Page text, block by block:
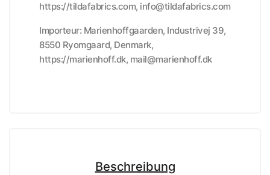
https://tildafabrics.com, info@tildafabrics.com
Importeur: Marienhoffgaarden, Industrivej 39,
8550 Ryomgaard, Denmark,
https://marienhoff.dk, mail@marienhoff.dk
Beschreibung